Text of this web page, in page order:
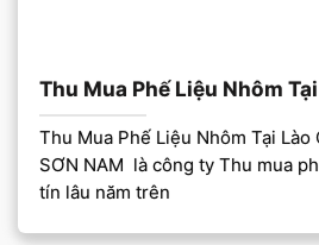
Thu Mua Phế Liệu Nhôm
Thu Mua Phế Liệu Nhôm Tại Lào
SƠN NAM là công ty Thu mua
tín lâu năm trên